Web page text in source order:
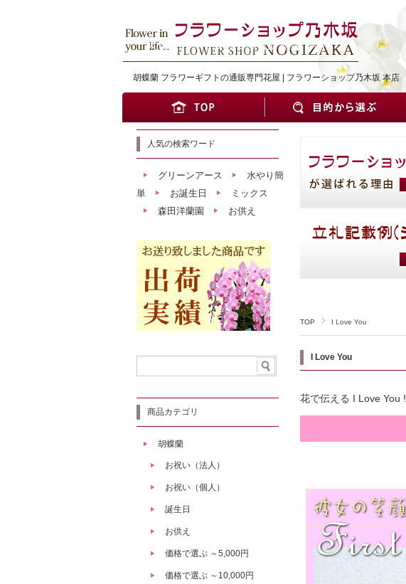
胡蝶蘭 フラワーギフトの通販専門花屋 | フラワーショップ乃木坂 本店
大切な方へワンランク上の贈り物を
TOP I Love You
I Love You
花で伝える I Love You !
人気の検索ワード
グリーンアース
水やり簡
単
お誕生日
ミックス
森田洋蘭園
お供え
商品カテゴリ
胡蝶蘭
お祝い（法人）
お祝い（個人）
誕生日
お供え
価格で選ぶ ～5,000円
価格で選ぶ ～10,000円